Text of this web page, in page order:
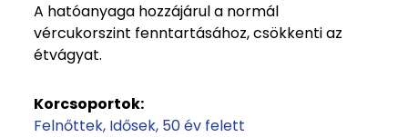
A hatóanyaga hozzájárul a normál
vércukorszint fenntartásához, csökkenti az
étvágyat.
Korcsoportok:
Felnőttek Idősek 50 év felett